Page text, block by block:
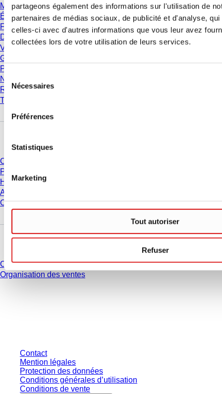
partageons également des informations sur l'utilisation de
partenaires de médias sociaux, de publicité et d'analyse,
celles-ci avec d'autres informations que vous leur avez
collectées lors de votre utilisation de leurs services.
du
consentement
Nécessaires
Préférences
Statistiques
Marketing
Tout autoriser
Refuser
Manuels d'instructions
Études
Fiche de données de sécurité
Déclarations de conformité
Vidéos
Gestion de la Qualité
Propriétés des matériaux
Niveaux de pureté
Résistance chimique
Tubes SARSTEDT de cryoconservation
Carrière
Présentation
Historique
Achats et logistique
Code de Conduite
Avez-vous des questions ?
Contact
Organisation des ventes
Contact
Mention légales
Protection des données
Conditions générales d’utilisation
Conditions de vente